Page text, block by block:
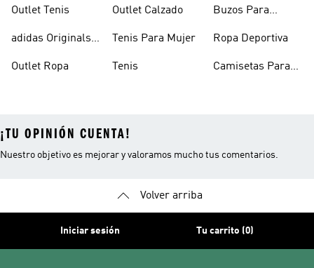
Outlet Tenis
adidas Originals
Outlet Ropa
Outlet Calzado
Tenis Para Mujer
Tenis
Buzos Para
Ropa Deportiva
Camisetas Para
¡TU OPINIÓN CUENTA!
Nuestro objetivo es mejorar y valoramos mucho tus comentarios.
Volver arriba
Iniciar sesión Tu carrito (0)